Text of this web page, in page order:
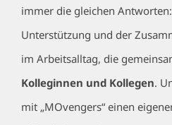
immer die gleichen
Unterstützung und der
im Arbeitsalltag, die
Kolleginnen und Kollegen.
mit „MOvengers“ einen